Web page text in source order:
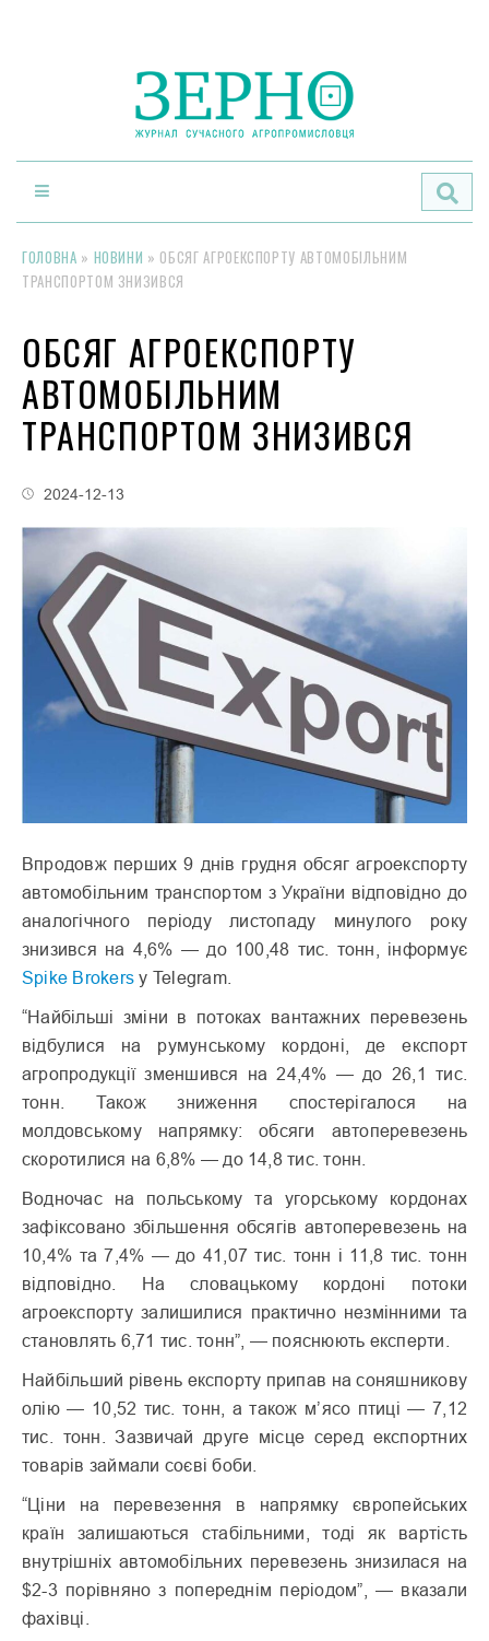
ГОЛОВНА » НОВИНИ » ОБСЯГ АГРОЕКСПОРТУ АВТОМОБІЛЬНИМ
ТРАНСПОРТОМ ЗНИЗИВСЯ
ОБСЯГ АГРОЕКСПОРТУ
АВТОМОБІЛЬНИМ
ТРАНСПОРТОМ ЗНИЗИВСЯ
2024-12-13
Впродовж перших 9 днів грудня обсяг агроекспорту
автомобільним транспортом з України відповідно до
аналогічного періоду листопаду минулого року
знизився на 4,6% — до 100,48 тис. тонн, інформує
Spike Brokers у Telegram.
“Найбільші зміни в потоках вантажних перевезень
відбулися на румунському кордоні, де експорт
агропродукції зменшився на 24,4% — до 26,1 тис.
тонн. Також зниження спостерігалося на
молдовському напрямку: обсяги автоперевезень
скоротилися на 6,8% — до 14,8 тис. тонн.
Водночас на польському та угорському кордонах
зафіксовано збільшення обсягів автоперевезень на
10,4% та 7,4% — до 41,07 тис. тонн і 11,8 тис. тонн
відповідно. На словацькому кордоні потоки
агроекспорту залишилися практично незмінними та
становлять 6,71 тис. тонн”, — пояснюють експерти.
Найбільший рівень експорту припав на соняшникову
олію — 10,52 тис. тонн, а також м’ясо птиці — 7,12
тис. тонн. Зазвичай друге місце серед експортних
товарів займали соєві боби.
“Ціни на перевезення в напрямку європейських
країн залишаються стабільними, тоді як вартість
внутрішніх автомобільних перевезень знизилася на
$2-3 порівняно з попереднім періодом”, — вказали
фахівці.